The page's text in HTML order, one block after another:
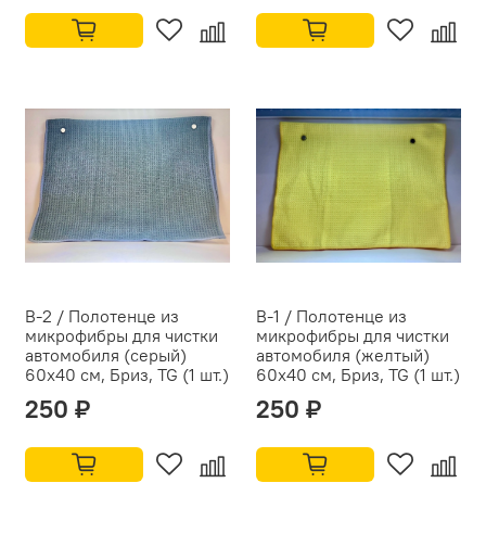
B-2 / Полотенце из
микрофибры для чистки
автомобиля (серый)
60x40 см, Бриз, TG (1 шт.)
250 ₽
B-1 / Полотенце из
микрофибры для чистки
автомобиля (желтый)
60x40 см, Бриз, TG (1 шт.)
250 ₽